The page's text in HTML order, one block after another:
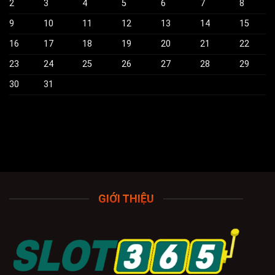
2 3 4 5 6 7
8
9
10 11 12 13 14
15
16
17 18 19 20 21
22
23
24 25 26 27 28
29
30
31
GIỚI THIỆU